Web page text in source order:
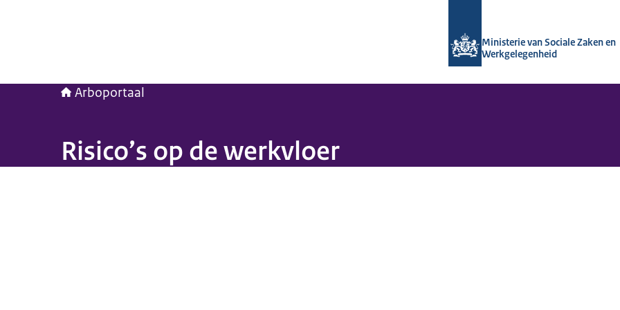
Ministerie van Sociale Zaken en
Werkgelegenheid
Arboportaal
Risico’s op de werkvloer